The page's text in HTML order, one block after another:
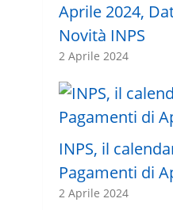
Aprile 2024,
Novità INPS
2 Aprile 2024
INPS, il
Pagamenti di
2 Aprile 2024